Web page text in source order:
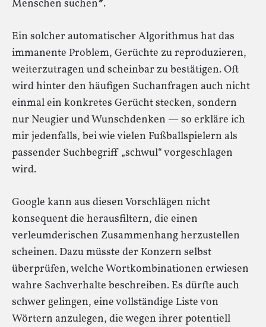
Menschen suchen*.
Ein solcher automatischer Algorithmus hat das
immanente Problem, Gerüchte zu reproduzieren,
weiterzutragen und scheinbar zu bestätigen. Oft
wird hinter den häufigen Suchanfragen auch nicht
einmal ein konkretes Gerücht stecken, sondern
nur Neugier und Wunschdenken — so erkläre ich
mir jedenfalls, bei wie vielen Fußballspielern als
passender Suchbegriff „schwul“ vorgeschlagen
wird.
Google kann aus diesen Vorschlägen nicht
konsequent die herausfiltern, die einen
verleumderischen Zusammenhang herzustellen
scheinen. Dazu müsste der Konzern selbst
überprüfen, welche Wortkombinationen erwiesen
wahre Sachverhalte beschreiben. Es dürfte auch
schwer gelingen, eine vollständige Liste von
Wörtern anzulegen, die wegen ihrer potentiell